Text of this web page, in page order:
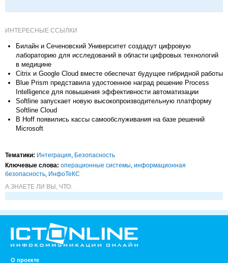
ИНТЕРЕСНЫЕ ССЫЛКИ
Билайн и Сеченовский Университет создадут цифровую
лабораторию для исследований в области цифровых технологий
в медицине
Citrix и Google Cloud вместе обеспечат будущее гибридной работы
Blue Prism представила удостоенное наград решение Process
Intelligence для повышения эффективности автоматизации
Softline запускает новую высокопроизводительную платформу
Softline Cloud
В Hoff появились кассы самообслуживания на базе решений
Microsoft
Тематики: Интеграция, Безопасность
Ключевые слова: операционные системы, информационная
безопасность, ИнфоТеКС
А ЗНАЕТЕ ЛИ ВЫ, ЧТО:
О проекте